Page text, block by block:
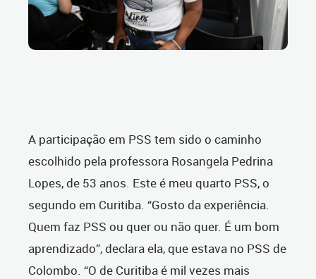
A participação em PSS tem sido o caminho
escolhido pela professora Rosangela Pedrina
Lopes, de 53 anos. Este é meu quarto PSS, o
segundo em Curitiba. “Gosto da experiência.
Quem faz PSS ou quer ou não quer. É um bom
aprendizado”, declara ela, que estava no PSS de
Colombo. “O de Curitiba é mil vezes mais